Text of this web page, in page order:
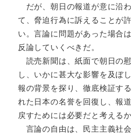
だが、朝日の報道が意に沿
て、脅迫行為に訴えることが
い。言論に問題があった場合
反論していくべきだ。
読売新聞は、紙面で朝日の
し、いかに甚大な影響を及ぼ
報の背景を探り、徹底検証す
れた日本の名誉を回復し、報
戻すためには必要だと考えるか
言論の自由は、民主主義社